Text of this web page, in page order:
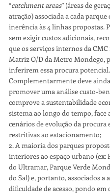
“catchment areas” (áreas de
atração) associada a cada parque
inerência às 4 linhas propostas.
sem exigir custos adicionais,
que os serviços internos da
Matriz O/D da Metro Mondego,
inferirem essa procura potencial.
Complementarmente deve
promover uma análise custo-
comprove a sustentabilidade
sistema ao longo do tempo, face
cenários de evolução da procura
restritivas ao estacionamento;
2. A maioria dos parques
interiores ao espaço urbano (ex:
do Ultramar, Parque Verde
do Sal) e, portanto, associados a
dificuldade de acesso, pondo em